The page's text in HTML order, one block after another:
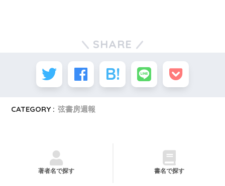
SHARE
CATEGORY : 弦書房週報
著者名で探す 書名で探す